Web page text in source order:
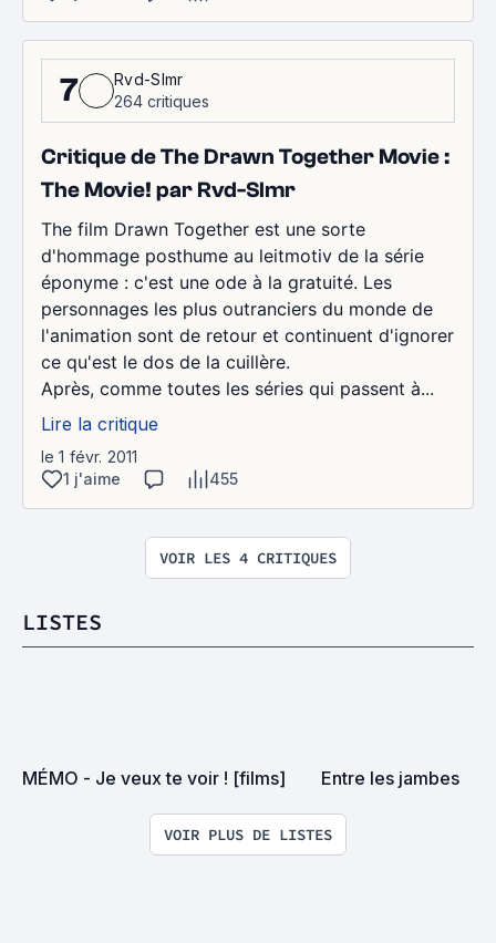
7
Rvd-Slmr
264 critiques
Critique de The Drawn Together Movie :
The Movie! par Rvd-Slmr
The film Drawn Together est une sorte
d'hommage posthume au leitmotiv de la série
éponyme : c'est une ode à la gratuité. Les
personnages les plus outranciers du monde de
l'animation sont de retour et continuent d'ignorer
ce qu'est le dos de la cuillère.
Après, comme toutes les séries qui passent à...
Lire la critique
le 1 févr. 2011
1 j'aime
455
VOIR LES 4 CRITIQUES
LISTES
MÉMO - Je veux te voir ! [films] Entre les jambes
VOIR PLUS DE LISTES